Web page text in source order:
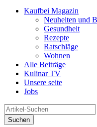
Kaufbei Magazin
Neuheiten und
Gesundheit
Rezepte
Ratschläge
Wohnen
Alle Beiträge
Kulinar TV
Unsere seite
Jobs
Suchen